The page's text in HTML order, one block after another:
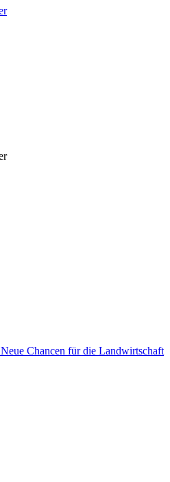
Chancen für die Landwirtschaft